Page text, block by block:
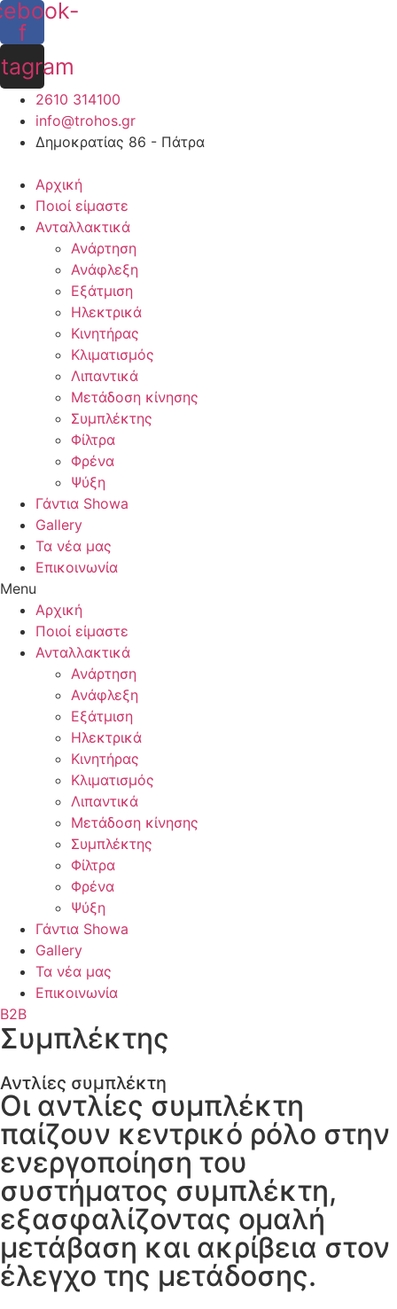
Skip
content
f
2610 314100
info@trohos.gr
Δημοκρατίας 86 - Πάτρα
Αρχική
Ποιοί είμαστε
Ανταλλακτικά
Ανάρτηση
Ανάφλεξη
Εξάτμιση
Ηλεκτρικά
Κινητήρας
Κλιματισμός
Λιπαντικά
Μετάδοση κίνησης
Συμπλέκτης
Φίλτρα
Φρένα
Ψύξη
Γάντια Showa
Gallery
Τα νέα μας
Επικοινωνία
Menu
Αρχική
Ποιοί είμαστε
Ανταλλακτικά
Ανάρτηση
Ανάφλεξη
Εξάτμιση
Ηλεκτρικά
Κινητήρας
Κλιματισμός
Λιπαντικά
Μετάδοση κίνησης
Συμπλέκτης
Φίλτρα
Φρένα
Ψύξη
Γάντια Showa
Gallery
Τα νέα μας
Επικοινωνία
B2B
Συμπλέκτης
Αντλίες συμπλέκτη
Οι αντλίες συμπλέκτη
παίζουν κεντρικό ρόλο στην
ενεργοποίηση του
συστήματος συμπλέκτη,
εξασφαλίζοντας ομαλή
μετάβαση και ακρίβεια στον
έλεγχο της μετάδοσης.